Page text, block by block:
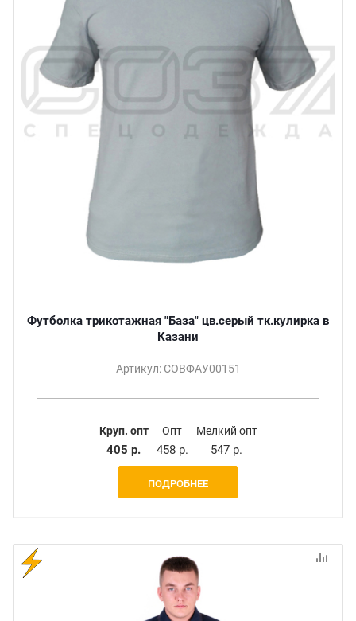
Футболка трикотажная "База" цв.серый тк.кулирка в
Казани
Артикул: СОВФАУ00151
Круп. опт
405 р.
Опт
458 р.
Мелкий опт
547 р.
ПОДРОБНЕЕ